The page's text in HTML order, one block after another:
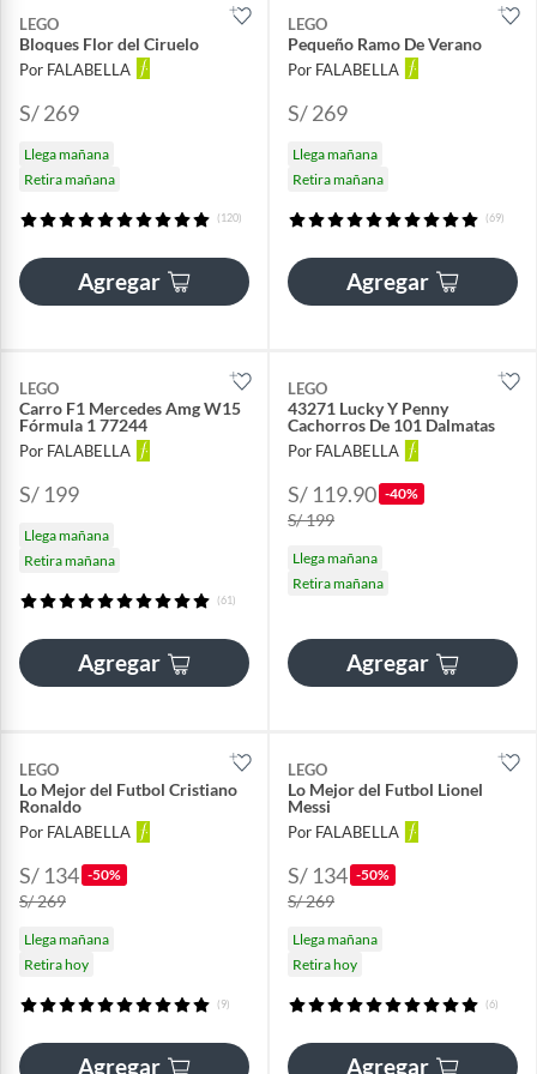
LEGO
Bloques Flor del Ciruelo
Por FALABELLA
S/ 269
Llega mañana
Retira mañana
(120)
Agregar
LEGO
Pequeño Ramo De Verano
Por FALABELLA
S/ 269
Llega mañana
Retira mañana
(69)
Agregar
LEGO
Carro F1 Mercedes Amg W15
Fórmula 1 77244
Por FALABELLA
S/ 199
Llega mañana
Retira mañana
(61)
Agregar
LEGO
43271 Lucky Y Penny
Cachorros De 101 Dalmatas
Por FALABELLA
S/ 119.90 -40%
S/ 199
Llega mañana
Retira mañana
Agregar
LEGO
Lo Mejor del Futbol Cristiano
Ronaldo
Por FALABELLA
S/ 134 -50%
S/ 269
Llega mañana
Retira hoy
(9)
Agregar
LEGO
Lo Mejor del Futbol Lionel
Messi
Por FALABELLA
S/ 134 -50%
S/ 269
Llega mañana
Retira hoy
(6)
Agregar